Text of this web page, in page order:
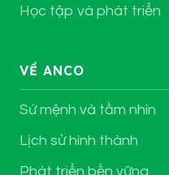
Học tập và phát triển
VỀ ANCO
Sứ mệnh và tầm nhìn
Lịch sử hình thành
Phát triển bền vững